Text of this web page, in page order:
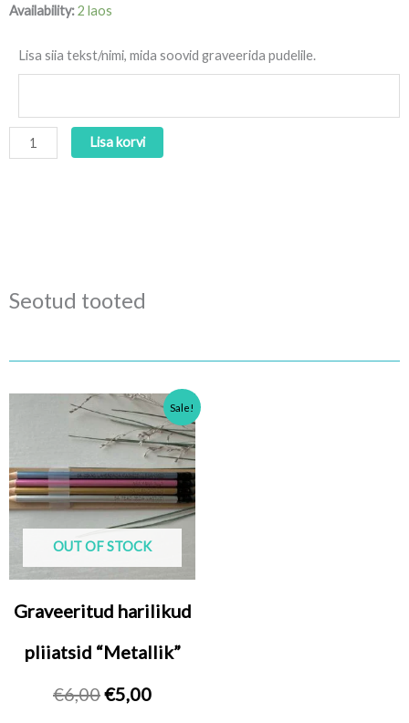
Availability:2 laos
Lisa siia tekst/nimi, mida soovid graveerida pudelile.
Graveeritud
"Sinine"
kogus
Lisa korvi
Seotud tooted
Sale!
OUT OF STOCK
Graveeritud harilikud
pliiatsid “Metallik”
€6,00
Algne
hind
oli:
€6,00.
€5,00
Praegune
hind
on:
€5,00.